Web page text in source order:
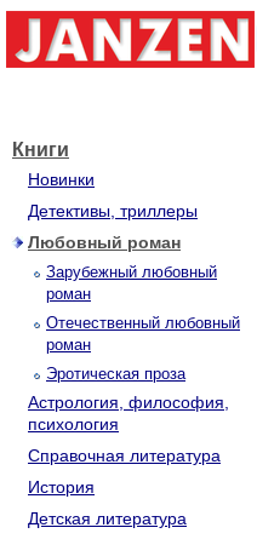
Книги
Новинки
Детективы, триллеры
Любовный роман
Зарубежный любовный
роман
Отечественный любовный
роман
Эротическая проза
Астрология, философия,
психология
Справочная литература
История
Детская литература